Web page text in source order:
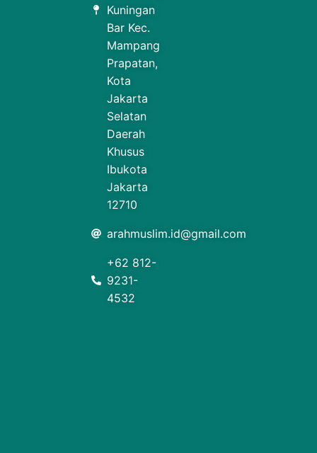
Kuningan
Bar Kec.
Mampang
Prapatan,
Kota
Jakarta
Selatan
Daerah
Khusus
Ibukota
Jakarta
12710
arahmuslim.id@gmail.com
+62 812-
9231-
4532